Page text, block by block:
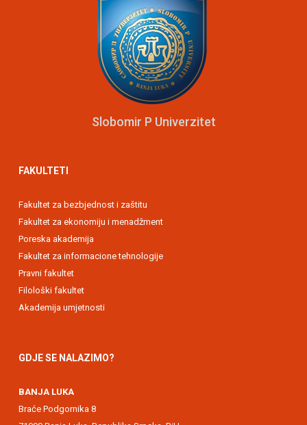
Slobomir P Univerzitet
FAKULTETI
Fakultet za bezbjednost i zaštitu
Fakultet za ekonomiju i menadžment
Poreska akademija
Fakultet za informacione tehnologije
Pravni fakultet
Filološki fakultet
Akademija umjetnosti
GDJE SE NALAZIMO?
BANJA LUKA
Braće Podgornika 8